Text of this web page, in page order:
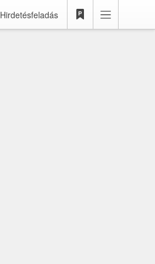
Hirdetésfeladás